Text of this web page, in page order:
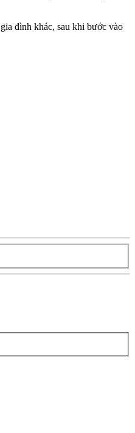
đình khác, sau khi bước vào